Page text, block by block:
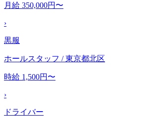
月給 350,000円〜
›
黒服
ホールスタッフ / 東京都北区
時給 1,500円〜
›
ドライバー